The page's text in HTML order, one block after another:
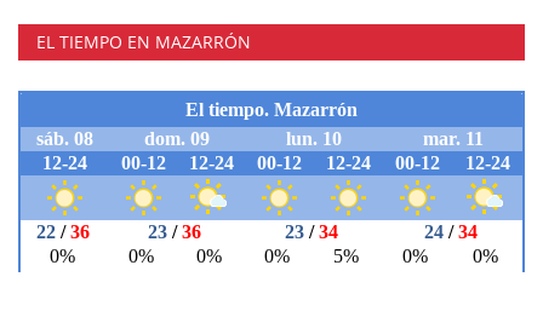
EL TIEMPO EN MAZARRÓN